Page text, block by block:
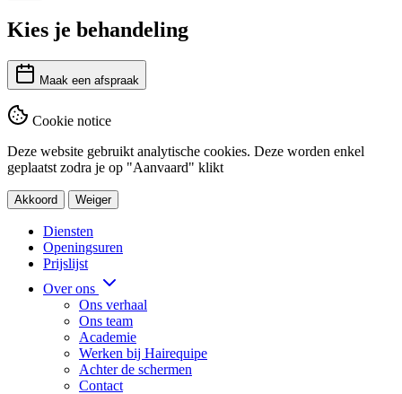
Kies je behandeling
Maak een afspraak
Cookie notice
Deze website gebruikt analytische cookies. Deze worden enkel
geplaatst zodra je op "Aanvaard" klikt
Akkoord Weiger
Diensten
Openingsuren
Prijslijst
Over ons
Ons verhaal
Ons team
Academie
Werken bij Hairequipe
Achter de schermen
Contact